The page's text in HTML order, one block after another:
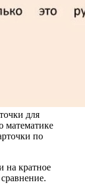
для
математике
по